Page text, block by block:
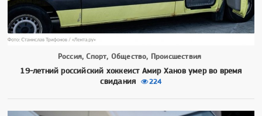
Россия, Спорт, Общество, Происшествия
19-летний российский хоккеист Амир Ханов умер во время
свидания
224